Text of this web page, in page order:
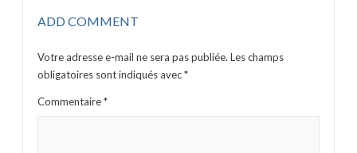
ADD COMMENT
Votre adresse e-mail ne sera pas publiée. Les champs
obligatoires sont indiqués avec*
Commentaire*